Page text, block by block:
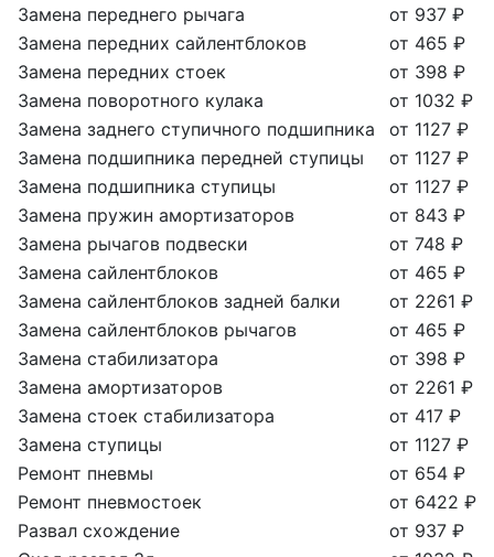
Замена переднего рычага
от 937 ₽
Замена передних сайлентблоков
от 465 ₽
Замена передних стоек
от 398 ₽
Замена поворотного кулака
от 1032 ₽
Замена заднего ступичного подшипника
от 1127 ₽
Замена подшипника передней ступицы
от 1127 ₽
Замена подшипника ступицы
от 1127 ₽
Замена пружин амортизаторов
от 843 ₽
Замена рычагов подвески
от 748 ₽
Замена сайлентблоков
от 465 ₽
Замена сайлентблоков задней балки
от 2261 ₽
Замена сайлентблоков рычагов
от 465 ₽
Замена стабилизатора
от 398 ₽
Замена амортизаторов
от 2261 ₽
Замена стоек стабилизатора
от 417 ₽
Замена ступицы
от 1127 ₽
Ремонт пневмы
от 654 ₽
Ремонт пневмостоек
от 6422 ₽
Развал схождение
от 937 ₽